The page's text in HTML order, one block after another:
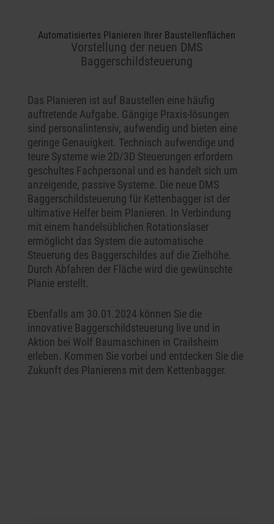
Automatisiertes Planieren Ihrer Baustellenflächen
Vorstellung der neuen DMS
Baggerschildsteuerung
Das Planieren ist auf Baustellen eine häufig
auftretende Aufgabe. Gängige Praxis-lösungen
sind personalintensiv, aufwendig und bieten eine
geringe Genauigkeit. Technisch aufwendige und
teure Systeme wie 2D/3D Steuerungen erfordern
geschultes Fachpersonal und es handelt sich um
anzeigende, passive Systeme. Die neue DMS
Baggerschildsteuerung für Kettenbagger ist der
ultimative Helfer beim Planieren. In Verbindung
mit einem handelsüblichen Rotationslaser
ermöglicht das System die automatische
Steuerung des Baggerschildes auf die Zielhöhe.
Durch Abfahren der Fläche wird die gewünschte
Planie erstellt.
Ebenfalls am 30.01.2024 können Sie die
innovative Baggerschildsteuerung live und in
Aktion bei Wolf Baumaschinen in Crailsheim
erleben. Kommen Sie vorbei und entdecken Sie die
Zukunft des Planierens mit dem Kettenbagger.